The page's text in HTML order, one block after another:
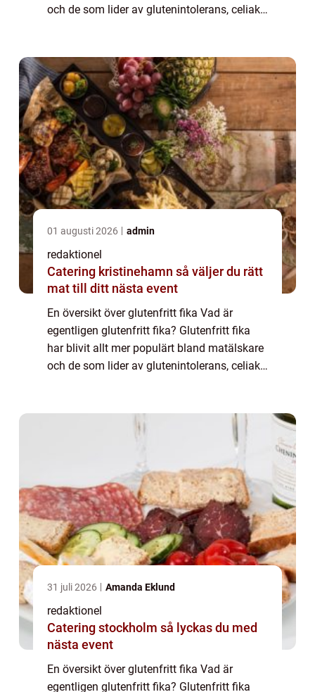
och de som lider av glutenintolerans, celiaki
01 augusti 2026 admin
redaktionel
Catering kristinehamn så väljer du rätt
mat till ditt nästa event
En översikt över glutenfritt fika Vad är
egentligen glutenfritt fika? Glutenfritt fika
har blivit allt mer populärt bland matälskare
och de som lider av glutenintolerans, celiaki
31 juli 2026 Amanda Eklund
redaktionel
Catering stockholm så lyckas du med
nästa event
En översikt över glutenfritt fika Vad är
egentligen glutenfritt fika? Glutenfritt fika